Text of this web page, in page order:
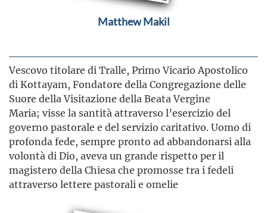
Matthew Makil
Vescovo titolare di Tralle, Primo Vicario Apostolico
di Kottayam, Fondatore della Congregazione delle
Suore della Visitazione della Beata Vergine
Maria; visse la santità attraverso l’esercizio del
governo pastorale e del servizio caritativo. Uomo di
profonda fede, sempre pronto ad abbandonarsi alla
volontà di Dio, aveva un grande rispetto per il
magistero della Chiesa che promosse tra i fedeli
attraverso lettere pastorali e omelie